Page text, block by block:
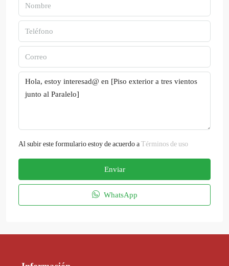
Al subir este formulario estoy de acuerdo aTérminos de uso
Enviar
WhatsApp